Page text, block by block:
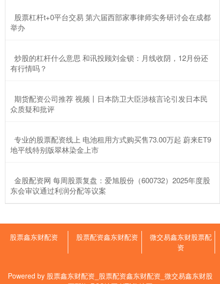
​股票杠杆t+0平台交易 第六届西部家事律师实务研讨会在成都
举办
​炒股的杠杆什么意思 和讯投顾刘金锁：月线收阴，12月份还
有行情吗？
​期货配资公司推荐 视频丨日本防卫大臣涉核言论引发日本民
众质疑和批评
​专业的股票配资线上 电池租用方式购买售73.00万起 蔚来ET9
地平线特别版翠林染金上市
​金股配资网 每周股票复盘：爱旭股份（600732）2025年度股
东会审议通过利润分配等议案
股票鑫东财配资 股票配资鑫东财配资
微交易鑫东财股票配
资
Powered by 股票鑫东财配资_股票配资鑫东财配资_微交易鑫东财股